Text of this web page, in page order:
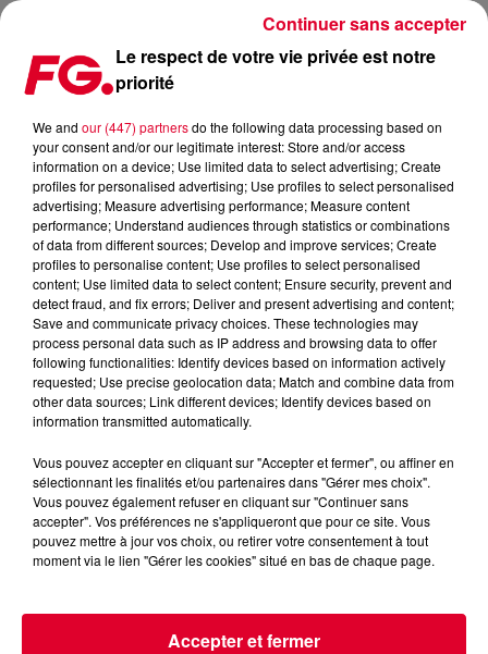
UN TITRE RÉUNIT FEDDE LE GRAND ET DIMITRI VEGAS & LIKE !
Publié : 15 janvier 2015 à 10h55 par La rédaction
Désormais disponible, le morceauTales Of Tomorrowest le
GrandetDimitri Vegas & Like Mike. Concernant le vocal, il
est signé du chanteur anglais Julian Peretta.
Le respect de votre vie privée est notre
priorité
We and our (447) partnersdo the following data processing based on
your consent and/or our legitimate interest: Store and/or access
information on a device; Use limited data to select advertising; Create
profiles for personalised advertising; Use profiles to select personalised
advertising; Measure advertising performance; Measure content
performance; Understand audiences through statistics or combinations
of data from different sources; Develop and improve services; Create
profiles to personalise content; Use profiles to select personalised
content; Use limited data to select content; Ensure security, prevent and
detect fraud, and fix errors; Deliver and present advertising and content;
Save and communicate privacy choices. These technologies may
process personal data such as IP address and browsing data to offer
following functionalities: Identify devices based on information actively
requested; Use precise geolocation data; Match and combine data from
other data sources; Link different devices; Identify devices based on
information transmitted automatically.
Vous pouvez accepter en cliquant sur "Accepter et fermer", ou affiner en
sélectionnant les finalités et/ou partenaires dans "Gérer mes choix".
Vous pouvez également refuser en cliquant sur "Continuer sans
accepter". Vos préférences ne s'appliqueront que pour ce site. Vous
pouvez mettre à jour vos choix, ou retirer votre consentement à tout
moment via le lien "Gérer les cookies" situé en bas de chaque page.
Accepter et fermer
Continuer sans accepter